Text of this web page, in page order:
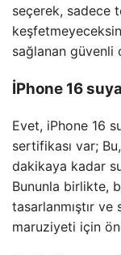
seçerek, sadece
sağlanan güvenli
İPhone 16
Evet, iPhone 16
sertifikası var;
dakikaya kadar
Bununla birlikte,
tasarlanmıştır
maruziyeti için